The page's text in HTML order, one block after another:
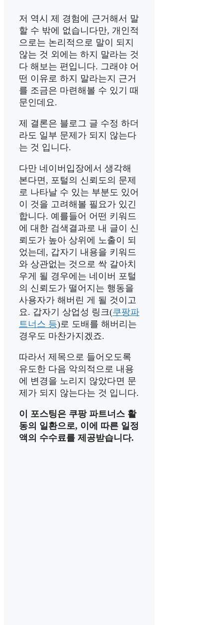
저 역시 제 경험에 근거해서 말
할 수 밖에 없습니다만, 개인적
으로는 논리적으로 말이 되지
않는 것 외에는 하지 말라는 것
다 해보는 편입니다. 그래야 어
떤 이유로 하지 말라는지 근거
를 조금은 마련해볼 수 있기 때
문인데요.
제 결론은 블로그 글 수정 하더
라도 일부 문제가 되지 않는다
는 것 입니다.
다만 네이버입장에서 생각해
본다면, 포털의 신뢰도의 문제
로 나타날 수 있는 부분도 있어
이 것을 고려해볼 필요가 있긴
합니다. 예를들어 어떤 키워드
에 대한 검색결과로 내 글이 신
뢰도가 높아 상위에 노출이 되
었는데, 갑자기 내용을 키워드
와 상관없는 것으로 싹 갈아치
우게 될 경우에는 네이버 포털
의 신뢰도가 떨어지는 행동을
사용자가 해버린 게 될 것이고
요. 갑자기 상업성 링크(쿠팡파
트너스 등)로 도배를 해버리는
경우도 마찬가지겠죠.
따라서 제목으로 들어오도록
유도한 다음 악의적으로 내용
에 변경을 노리지 않았다면 문
제가 되지 않는다는 것 입니다.
이 포스팅은 쿠팡 파트너스 활
동의 일환으로, 이에 따른 일정
액의 수수료를 제공받습니다.